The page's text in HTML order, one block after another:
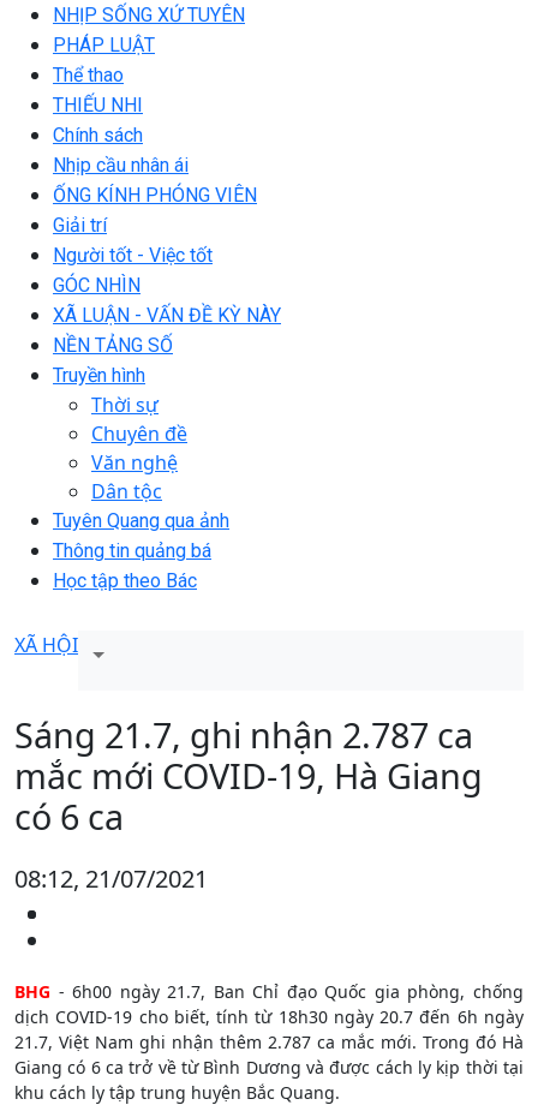
NHỊP SỐNG XỨ TUYÊN
PHÁP LUẬT
Thể thao
THIẾU NHI
Chính sách
Nhịp cầu nhân ái
ỐNG KÍNH PHÓNG VIÊN
Giải trí
Người tốt - Việc tốt
GÓC NHÌN
XÃ LUẬN - VẤN ĐỀ KỲ NÀY
NỀN TẢNG SỐ
Truyền hình
Thời sự
Chuyên đề
Văn nghệ
Dân tộc
Tuyên Quang qua ảnh
Thông tin quảng bá
Học tập theo Bác
XÃ HỘI
Sáng 21.7, ghi nhận 2.787 ca
mắc mới COVID-19, Hà Giang
có 6 ca
08:12, 21/07/2021
BHG - 6h00 ngày 21.7, Ban Chỉ đạo Quốc gia phòng, chống
dịch COVID-19 cho biết, tính từ 18h30 ngày 20.7 đến 6h ngày
21.7, Việt Nam ghi nhận thêm 2.787 ca mắc mới. Trong đó Hà
Giang có 6 ca trở về từ Bình Dương và được cách ly kịp thời tại
khu cách ly tập trung huyện Bắc Quang.